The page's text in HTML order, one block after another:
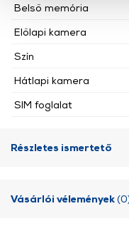
szolgáltatásaink
használatával Ön
Belső memória
Előlapi kamera
Szín
Hátlapi kamera
SIM foglalat
Részletes ismertető
Vásárlói vélemények